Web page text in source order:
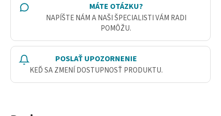
MÁTE OTÁZKU?
NAPÍŠTE NÁM A NAŠI ŠPECIALISTI VÁM RADI
POMÔŽU.
POSLAŤ UPOZORNENIE
KEĎ SA ZMENÍ DOSTUPNOSŤ PRODUKTU.